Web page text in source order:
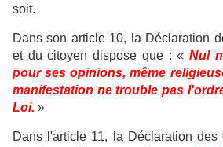
soit.
Dans son article 10, la Déclaration
et du citoyen dispose que : «Nul
pour ses opinions, même
manifestation ne trouble pas
Loi. »
Dans l'article 11, la Déclaration